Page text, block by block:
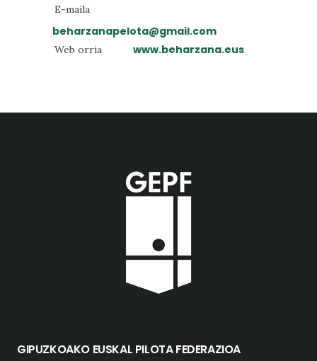
E-maila
beharzanapelota@gmail.com
Web orria www.beharzana.eus
GIPUZKOAKO EUSKAL PILOTA FEDERAZIOA